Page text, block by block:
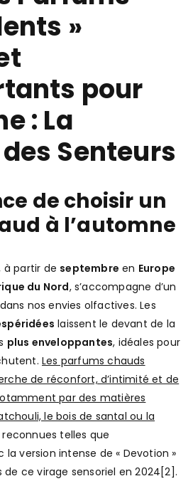
»
pour
: La
Senteurs
de choisir un
à l’automne
à partir de septembre en Europe
du Nord, s’accompagne d’un
nos envies olfactives. Les
laissent le devant de la
plus enveloppantes, idéales pour
Les parfums chauds
de réconfort, d’intimité et de
par des matières
le bois de santal ou la
reconnues telles que
la version intense de « Devotion »
ce virage sensoriel en 2024[2].